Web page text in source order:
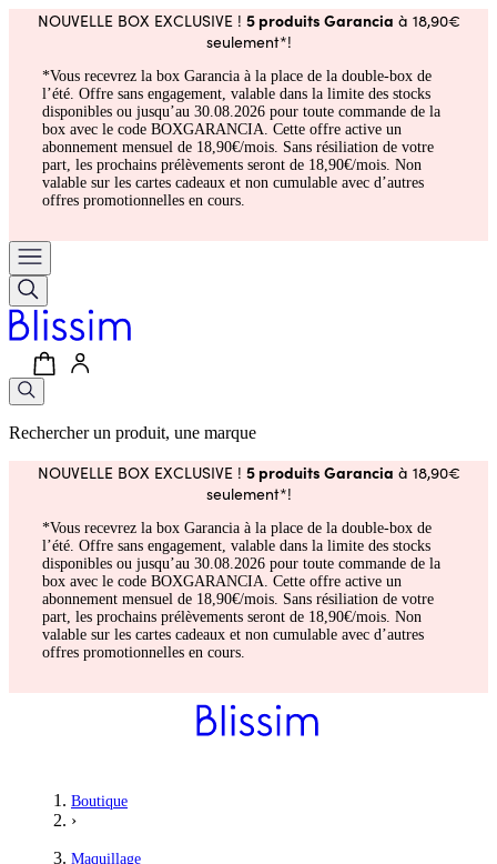
NOUVELLE BOX EXCLUSIVE ! 5 produits Garancia à 18,90€
seulement*!
*Vous recevrez la box Garancia à la place de la double-box de
l’été. Offre sans engagement, valable dans la limite des stocks
disponibles ou jusqu’au 30.08.2026 pour toute commande de la
box avec le code BOXGARANCIA. Cette offre active un
abonnement mensuel de 18,90€/mois. Sans résiliation de votre
part, les prochains prélèvements seront de 18,90€/mois. Non
valable sur les cartes cadeaux et non cumulable avec d’autres
offres promotionnelles en cours.
Rechercher un produit, une marque
NOUVELLE BOX EXCLUSIVE ! 5 produits Garancia à 18,90€
seulement*!
*Vous recevrez la box Garancia à la place de la double-box de
l’été. Offre sans engagement, valable dans la limite des stocks
disponibles ou jusqu’au 30.08.2026 pour toute commande de la
box avec le code BOXGARANCIA. Cette offre active un
abonnement mensuel de 18,90€/mois. Sans résiliation de votre
part, les prochains prélèvements seront de 18,90€/mois. Non
valable sur les cartes cadeaux et non cumulable avec d’autres
offres promotionnelles en cours.
Boutique
›
Maquillage